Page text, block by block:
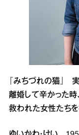
『みちづれの猫』
離婚して辛かった時
救われた女性たち